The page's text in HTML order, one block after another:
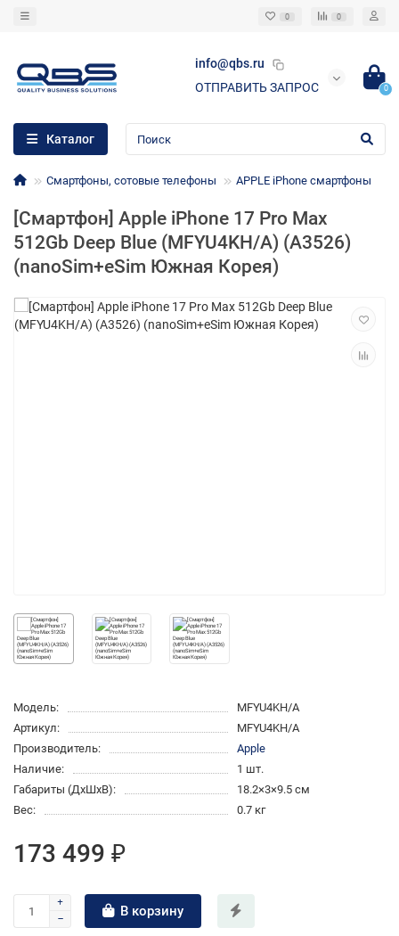
0 0
info@qbs.ru
ОТПРАВИТЬ ЗАПРОС
0
Каталог
Смартфоны, сотовые телефоны APPLE iPhone смартфоны
[Смартфон] Apple iPhone 17 Pro Max
512Gb Deep Blue (MFYU4KH/A) (A3526)
(nanoSim+eSim Южная Корея)
Модель:
MFYU4KH/A
Артикул:
MFYU4KH/A
Производитель:
Apple
Наличие:
1 шт.
Габариты (ДхШхВ):
18.2×3×9.5 см
Вес:
0.7 кг
173 499 ₽
В корзину